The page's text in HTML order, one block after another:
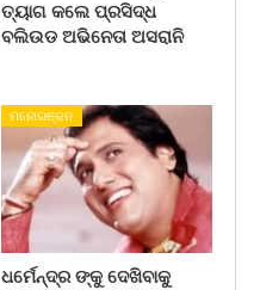
ତ୍ୟାଗ କଲେ ପ୍ରସିଦ୍ଧ
ବଲିଉଡ ଅଭିନେତା ଅସରାନି
ମନୋରଞ୍ଜନ
ଧର୍ମେନ୍ଦ୍ର ଙ୍କୁ ଦେଖିବାକୁ